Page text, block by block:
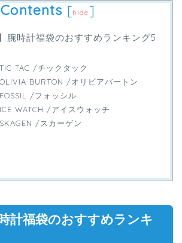
Contents [hide ]
腕時計福袋のおすすめランキング5
TIC TAC /チックタック
OLIVIA BURTON /オリビアバートン
FOSSIL /フォッシル
ICE WATCH /アイスウォッチ
SKAGEN /スカーゲン
計福袋のおすすめランキ